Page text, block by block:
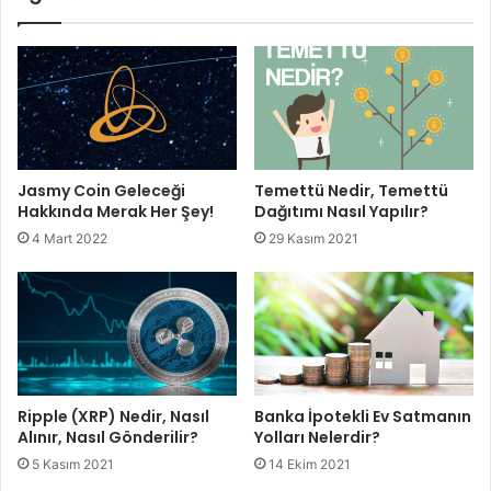
Jasmy Coin Geleceği
Hakkında Merak Her Şey!
4 Mart 2022
Temettü Nedir, Temettü
Dağıtımı Nasıl Yapılır?
29 Kasım 2021
Ripple (XRP) Nedir, Nasıl
Alınır, Nasıl Gönderilir?
5 Kasım 2021
Banka İpotekli Ev Satmanın
Yolları Nelerdir?
14 Ekim 2021